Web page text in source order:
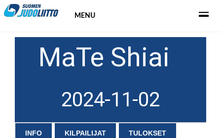
MENU
MaTe Shiai
2024-11-02
INFO KILPAILIJAT TULOKSET